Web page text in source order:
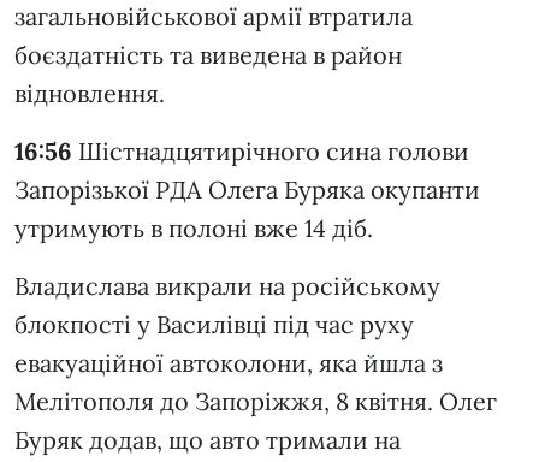
загальновійськової армії втратила
боєздатність та виведена в район
відновлення.
16:56 Шістнадцятирічного сина голови
Запорізької РДА Олега Буряка окупанти
утримують в полоні вже 14 діб.
Владислава викрали на російському
блокпості у Василівці під час руху
евакуаційної автоколони, яка йшла з
Мелітополя до Запоріжжя, 8 квітня. Олег
Буряк додав, що авто тримали на